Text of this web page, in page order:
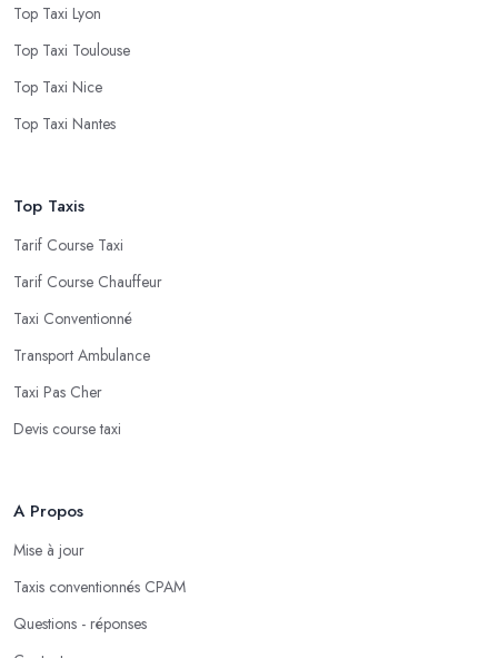
Top Taxi Lyon
Top Taxi Toulouse
Top Taxi Nice
Top Taxi Nantes
Top Taxis
Tarif Course Taxi
Tarif Course Chauffeur
Taxi Conventionné
Transport Ambulance
Taxi Pas Cher
Devis course taxi
A Propos
Mise à jour
Taxis conventionnés CPAM
Questions - réponses